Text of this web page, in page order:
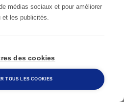
médias sociaux et pour améliorer
et les publicités.
des cookies
TOUS LES COOKIES